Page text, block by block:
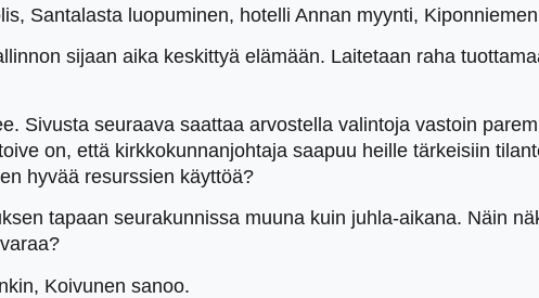
Santalasta luopuminen, hotelli Annan myynti,
sijaan aika keskittyä elämään. Laitetaan raha
Sivusta seuraava saattaa arvostella valintoja vastoin
on, että kirkkokunnanjohtaja saapuu heille tärkeisiin
hyvää resurssien käyttöä?
tapaan seurakunnissa muuna kuin juhla-aikana. Näin
Koivunen sanoo.